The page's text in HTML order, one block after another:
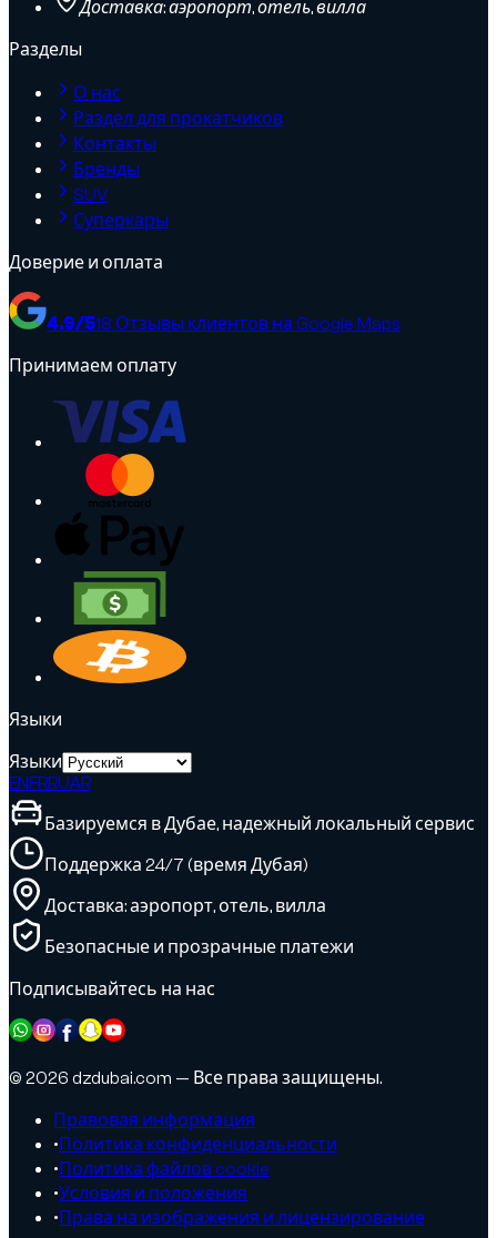
Доставка: аэропорт, отель, вилла
Разделы
О нас
Раздел для прокатчиков
Контакты
Бренды
SUV
Суперкары
Доверие и оплата
4.9/518 Отзывы клиентов на Google Maps
Принимаем оплату
Языки
Языки
ENFRRUAR
Базируемся в Дубае, надежный локальный сервис
Поддержка 24/7 (время Дубая)
Доставка: аэропорт, отель, вилла
Безопасные и прозрачные платежи
Подписывайтесь на нас
© 2026 dzdubai.com — Все права защищены.
Правовая информация
• Политика конфиденциальности
• Политика файлов cookie
•Условия и положения
• Права на изображения и лицензирование